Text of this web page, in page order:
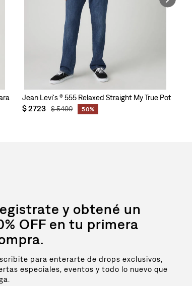
Hombre
Jean Levi's ® 555 Relaxed Straight My True
$2723 $5490 50%
y obtené un
OFF en tu primera
para enterarte de drops exclusivos,
especiales, eventos y todo lo nuevo que